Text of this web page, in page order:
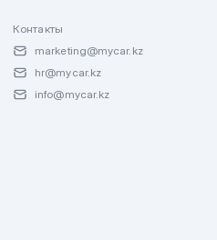
Контакты
marketing@mycar.kz
hr@mycar.kz
info@mycar.kz